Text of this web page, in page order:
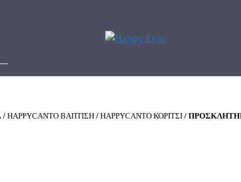
/ HAPPYCANTO ΒΑΠΤΙΣΗ/ HAPPYCANTO ΚΟΡΙΤΣΙ/